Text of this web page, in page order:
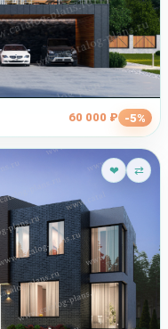
60 000 ₽ -5%
❤ ⇄